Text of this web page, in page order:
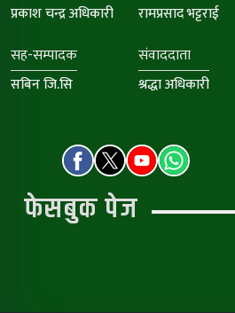
प्रकाश चन्द्र अधिकारी रामप्रसाद भट्टराई
सह-सम्पादक
सबिन जि.सि
संवाददाता
श्रद्धा अधिकारी
फेसबुक पेज